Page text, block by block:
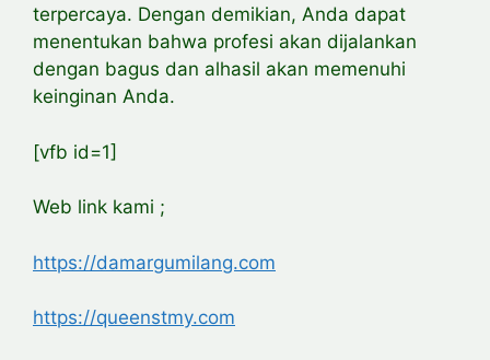
terpercaya. Dengan demikian, Anda dapat
menentukan bahwa profesi akan dijalankan
dengan bagus dan alhasil akan memenuhi
keinginan Anda.
[vfb id=1]
Web link kami ;
https://damargumilang.com
https://queenstmy.com